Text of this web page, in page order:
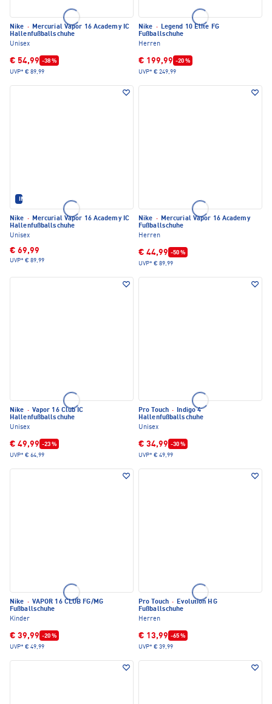
Nike · Mercurial Vapor 16 Academy IC
Hallenfußballschuhe
Unisex
€ 54,99 -38 %
UVP* € 89,99
Nike · Legend 10 Elite FG
Fußballschuhe
Herren
€ 199,99 -20 %
UVP* € 249,99
IM SET ERHÄLTLICH
Nike · Mercurial Vapor 16 Academy IC
Hallenfußballschuhe
Unisex
€ 69,99
UVP* € 89,99
Nike · Mercurial Vapor 16 Academy
Fußballschuhe
Herren
€ 44,99 -50 %
UVP* € 89,99
Nike · Vapor 16 Club IC
Hallenfußballschuhe
Unisex
€ 49,99 -23 %
UVP* € 64,99
Pro Touch · Indigo 4
Hallenfußballschuhe
Unisex
€ 34,99 -30 %
UVP* € 49,99
Nike · VAPOR 16 CLUB FG/MG
Fußballschuhe
Kinder
€ 39,99 -20 %
UVP* € 49,99
Pro Touch · Evolution HG
Fußballschuhe
Herren
€ 13,99 -65 %
UVP* € 39,99